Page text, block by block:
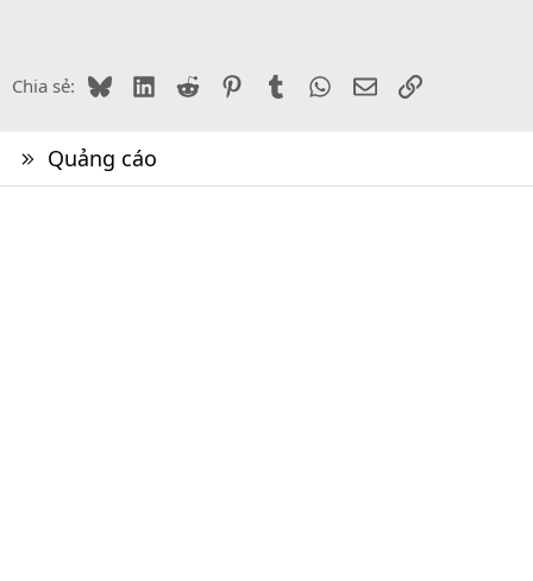
Chia sẻ: BlueskyLinkedIn
Reddit PinterestTumblr WhatsApp
EmailLink
Quảng cáo